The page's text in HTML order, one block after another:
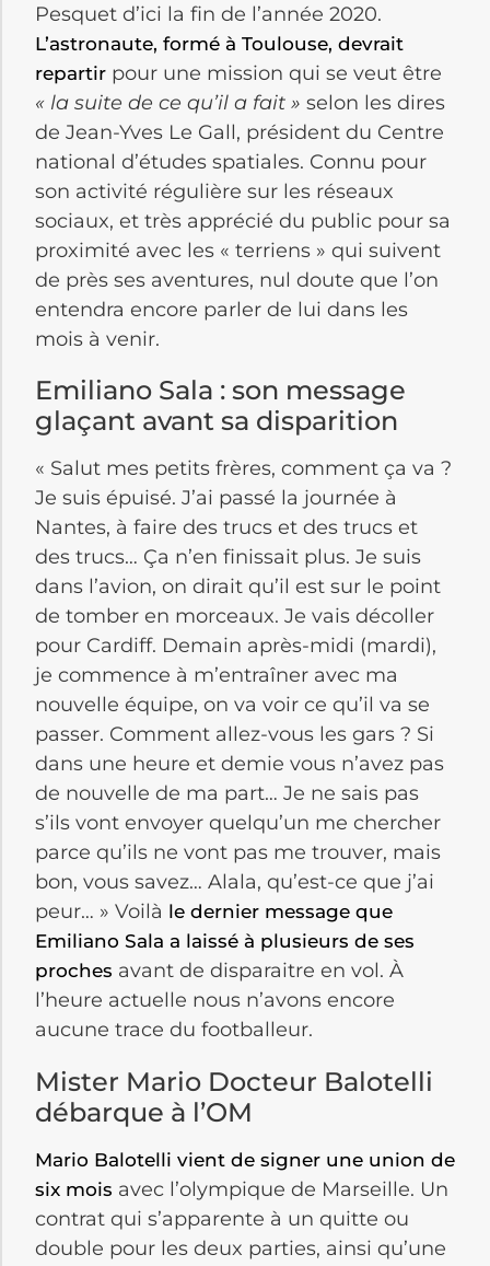
Pesquet d’ici la fin de l’année 2020.
L’astronaute, formé à Toulouse, devrait
repartir pour une mission qui se veut être
« la suite de ce qu’il a fait » selon les dires
de Jean-Yves Le Gall, président du Centre
national d’études spatiales. Connu pour
son activité régulière sur les réseaux
sociaux, et très apprécié du public pour sa
proximité avec les « terriens » qui suivent
de près ses aventures, nul doute que l’on
entendra encore parler de lui dans les
mois à venir.
Emiliano Sala : son message
glaçant avant sa disparition
« Salut mes petits frères, comment ça va ?
Je suis épuisé. J’ai passé la journée à
Nantes, à faire des trucs et des trucs et
des trucs… Ça n’en finissait plus. Je suis
dans l’avion, on dirait qu’il est sur le point
de tomber en morceaux. Je vais décoller
pour Cardiff. Demain après-midi (mardi),
je commence à m’entraîner avec ma
nouvelle équipe, on va voir ce qu’il va se
passer. Comment allez-vous les gars ? Si
dans une heure et demie vous n’avez pas
de nouvelle de ma part… Je ne sais pas
s’ils vont envoyer quelqu’un me chercher
parce qu’ils ne vont pas me trouver, mais
bon, vous savez… Alala, qu’est-ce que j’ai
peur… » Voilà le dernier message que
Emiliano Sala a laissé à plusieurs de ses
proches avant de disparaitre en vol. À
l’heure actuelle nous n’avons encore
aucune trace du footballeur.
Mister Mario Docteur Balotelli
débarque à l’OM
Mario Balotelli vient de signer une union de
six mois avec l’olympique de Marseille. Un
contrat qui s’apparente à un quitte ou
double pour les deux parties, ainsi qu’une